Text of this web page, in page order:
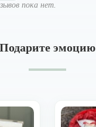
пока нет.
Подарите эмоцию